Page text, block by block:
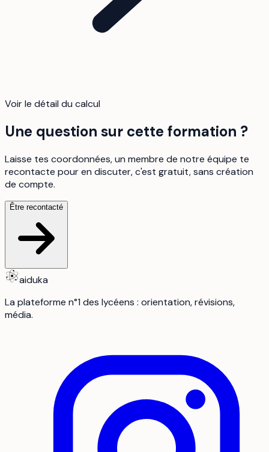
Voir le détail du calcul
Une question sur cette formation ?
Laisse tes coordonnées, un membre de notre équipe te
recontacte pour en discuter, c'est gratuit, sans création
de compte.
Être recontacté
aiduka
La plateforme n°1 des lycéens : orientation, révisions,
média.